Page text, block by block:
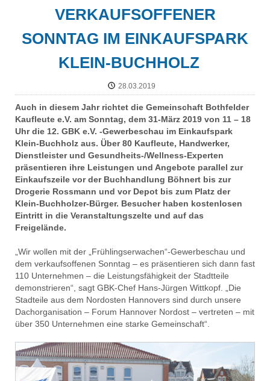
VERKAUFSOFFENER
SONNTAG IM EINKAUFSPARK
KLEIN-BUCHHOLZ
28.03.2019
Auch in diesem Jahr richtet die Gemeinschaft Bothfelder
Kaufleute e.V. am Sonntag, dem 31-März 2019 von 11 – 18
Uhr die 12. GBK e.V. -Gewerbeschau im Einkaufspark
Klein-Buchholz aus. Über 80 Kaufleute, Handwerker,
Dienstleister und Gesundheits-/Wellness-Experten
präsentieren ihre Leistungen und Angebote parallel zur
Einkaufszeile vor der Buchhandlung Böhnert bis zur
Drogerie Rossmann und vor Depot bis zum Platz der
Klein-Buchholzer-Bürger. Besucher haben kostenlosen
Eintritt in die Veranstaltungszelte und auf das
Freigelände.
„Wir wollen mit der „Frühlingserwachen“-Gewerbeschau und
dem verkaufsoffenen Sonntag – es präsentieren sich dann fast
110 Unternehmen – die Leistungsfähigkeit der Stadtteile
demonstrieren“, sagt GBK-Chef Hans-Jürgen Wittkopf. „Die
Stadteile aus dem Nordosten Hannovers sind durch unsere
Dachorganisation – Forum Hannover Nordost – vertreten – mit
über 350 Unternehmen eine starke Gemeinschaft“.